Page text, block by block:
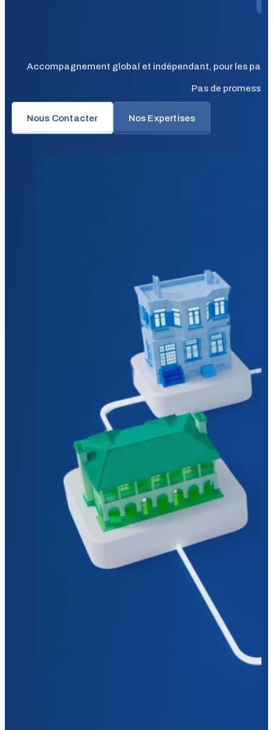
Accompagnement global et indépendant, pour les
Pas de
Nous Contacter Nos Expertises